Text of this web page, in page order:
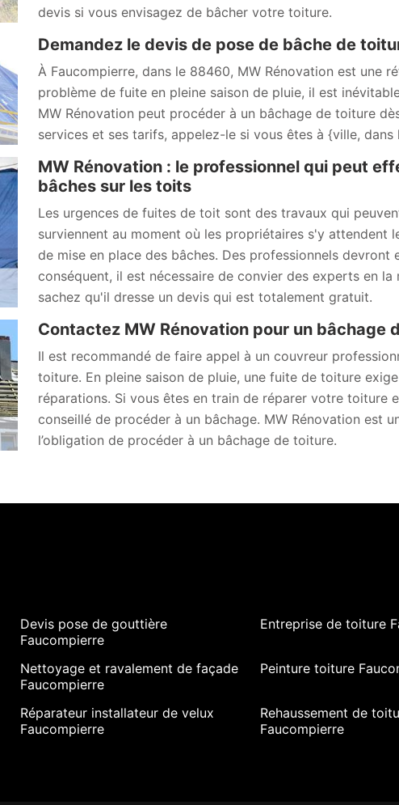
devis si vous envisagez de bâcher votre toiture.
Demandez le devis de pose de bâche de
À Faucompierre, dans le 88460, MW Rénovation est une
problème de fuite en pleine saison de pluie, il est
MW Rénovation peut procéder à un bâchage de toiture
services et ses tarifs, appelez-le si vous êtes à {ville, dans
MW Rénovation : le professionnel qui peut
bâches sur les toits
Les urgences de fuites de toit sont des travaux qui
surviennent au moment où les propriétaires s'y attendent
de mise en place des bâches. Des professionnels
conséquent, il est nécessaire de convier des experts en
sachez qu'il dresse un devis qui est totalement gratuit.
Contactez MW Rénovation pour un bâchage
Il est recommandé de faire appel à un couvreur
toiture. En pleine saison de pluie, une fuite de toiture
réparations. Si vous êtes en train de réparer votre toiture
conseillé de procéder à un bâchage. MW Rénovation est
l’obligation de procéder à un bâchage de toiture.
Devis pose de gouttière
Faucompierre
Entreprise de toiture
Nettoyage et ravalement de façade
Faucompierre
Peinture toiture
Réparateur installateur de velux
Faucompierre
Rehaussement de
Faucompierre